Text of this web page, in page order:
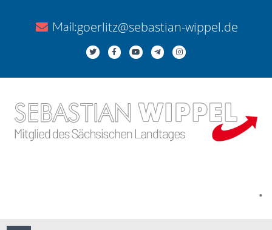
Mail:goerlitz@sebastian-wippel.de
.